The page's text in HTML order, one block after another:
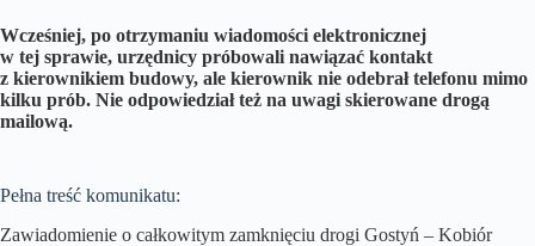
Wcześniej, po otrzymaniu wiadomości elektronicznej
w tej sprawie, urzędnicy próbowali nawiązać kontakt
z kierownikiem budowy, ale kierownik nie odebrał telefonu mimo
kilku prób. Nie odpowiedział też na uwagi skierowane drogą
mailową.
Pełna treść komunikatu:
Zawiadomienie o całkowitym zamknięciu drogi Gostyń – Kobiór